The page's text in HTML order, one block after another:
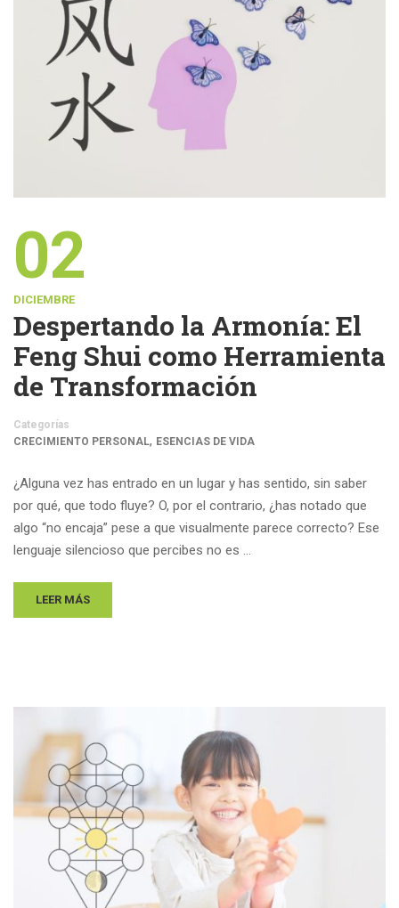
02
DICIEMBRE
Despertando la Armonía: El
Feng Shui como Herramienta
de Transformación
Categorías
CRECIMIENTO PERSONAL, ESENCIAS DE VIDA
¿Alguna vez has entrado en un lugar y has sentido, sin saber
por qué, que todo fluye? O, por el contrario, ¿has notado que
algo “no encaja” pese a que visualmente parece correcto? Ese
lenguaje silencioso que percibes no es …
LEER MÁS